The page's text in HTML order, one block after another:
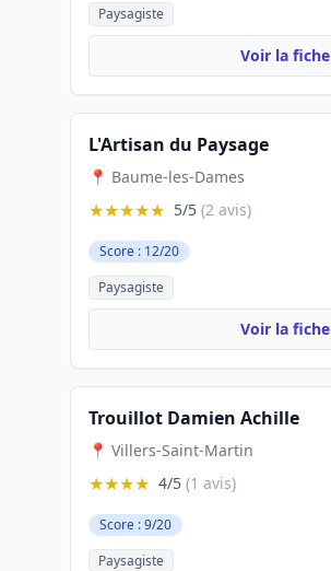
Paysagiste
Voir la fiche
L'Artisan du Paysage
📍 Baume-les-Dames
★★★★★ 5/5 (2 avis)
Score : 12/20
Paysagiste
Voir la fiche
Trouillot Damien Achille
📍 Villers-Saint-Martin
★★★★ 4/5 (1 avis)
Score : 9/20
Paysagiste